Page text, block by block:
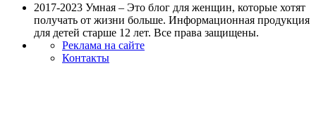
2017-2023 Умная – Это блог для женщин, которые хотят
получать от жизни больше. Информационная продукция
для детей старше 12 лет. Все права защищены.
Реклама на сайте
Контакты